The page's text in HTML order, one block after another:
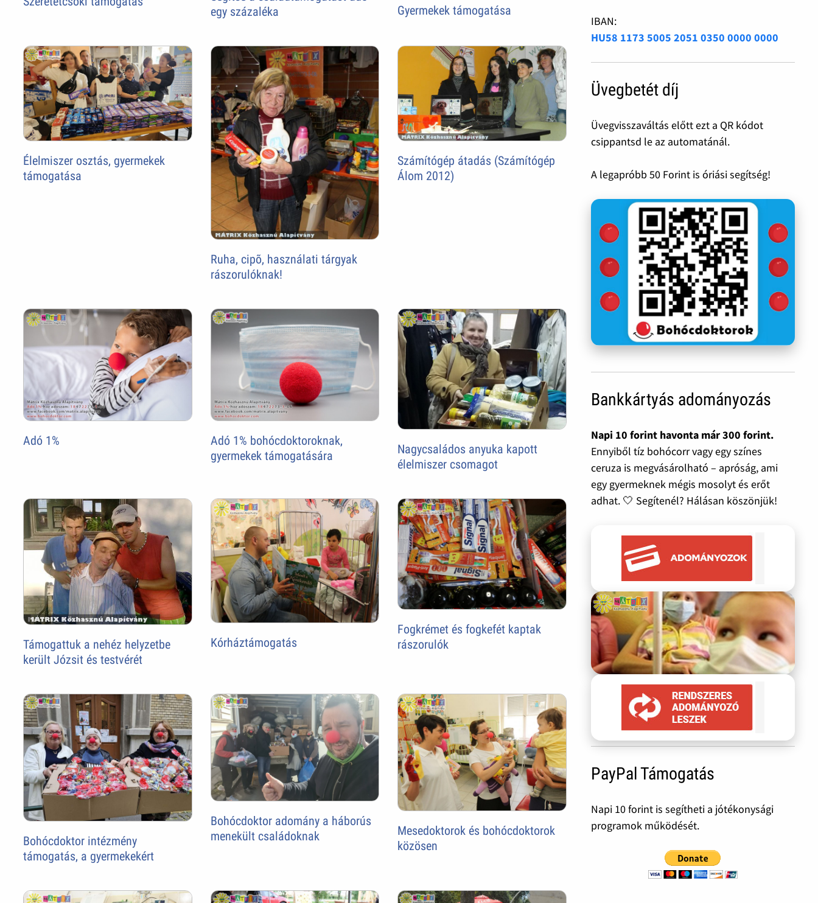
egy százaléka
Gyermekek támogatása
Élelmiszer osztás, gyermekek
támogatása
Ruha, cipõ, használati tárgyak
rászorulóknak!
Számítógép átadás (Számítógép
Álom 2012)
Adó 1%
Adó 1% bohócdoktoroknak,
gyermekek támogatására
Nagycsaládos anyuka kapott
élelmiszer csomagot
Támogattuk a nehéz helyzetbe
került Józsit és testvérét
Kórháztámogatás
Fogkrémet és fogkefét kaptak
rászorulók
Bohócdoktor intézmény
támogatás, a gyermekekért
Bohócdoktor adomány a háborús
menekült családoknak
Mesedoktorok és bohócdoktorok
közösen
IBAN:
HU58 1173 5005 2051 0350 0000 0000
Üvegbetét díj
Üvegvisszaváltás előtt ezt a QR kódot
csippantsd le az automatánál.
A legapróbb 50 Forint is óriási segítség!
Bankkártyás adományozás
Napi 10 forint havonta már 300 forint.
Ennyiből tíz bohócorr vagy egy színes
ceruza is megvásárolható – apróság, ami
egy gyermeknek mégis mosolyt és erőt
adhat. 🤍 Segítenél? Hálásan köszönjük!
PayPal Támogatás
Napi 10 forint is segítheti a jótékonysági
programok működését.